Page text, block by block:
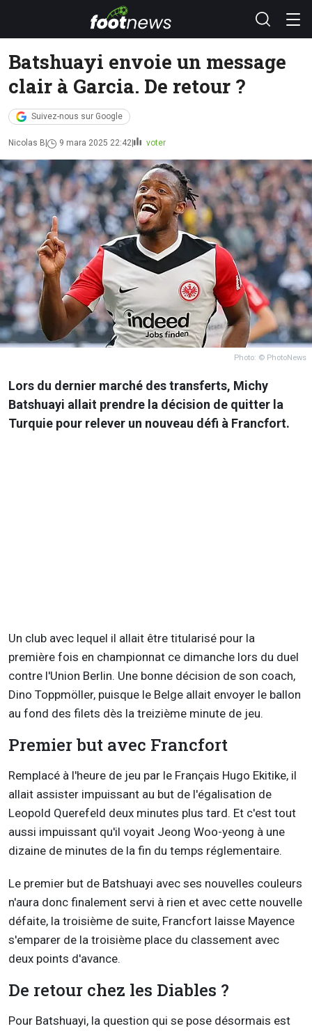
Batshuayi envoie un message
clair à Garcia. De retour ?
Suivez-nous sur Google
Nicolas B 9 mara 2025 22:42 voter
Photo: © PhotoNews
Lors du dernier marché des transferts, Michy
Batshuayi allait prendre la décision de quitter la
Turquie pour relever un nouveau défi à Francfort.
Un club avec lequel il allait être titularisé pour la
première fois en championnat ce dimanche lors du duel
contre l'Union Berlin. Une bonne décision de son coach,
Dino Toppmöller, puisque le Belge allait envoyer le ballon
au fond des filets dès la treizième minute de jeu.
Premier but avec Francfort
Remplacé à l'heure de jeu par le Français Hugo Ekitike, il
allait assister impuissant au but de l'égalisation de
Leopold Querefeld deux minutes plus tard. Et c'est tout
aussi impuissant qu'il voyait Jeong Woo-yeong à une
dizaine de minutes de la fin du temps réglementaire.
Le premier but de Batshuayi avec ses nouvelles couleurs
n'aura donc finalement servi à rien et avec cette nouvelle
défaite, la troisième de suite, Francfort laisse Mayence
s'emparer de la troisième place du classement avec
deux points d'avance.
De retour chez les Diables ?
Pour Batshuayi, la question qui se pose désormais est